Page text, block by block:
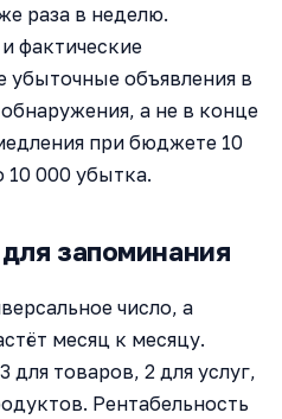
раза в неделю.
фактические
убыточные объявления в
а не в конце
при бюджете 10
10 000 убытка.
запоминания
число, а
месяц к месяцу.
товаров, 2 для услуг,
Рентабельность